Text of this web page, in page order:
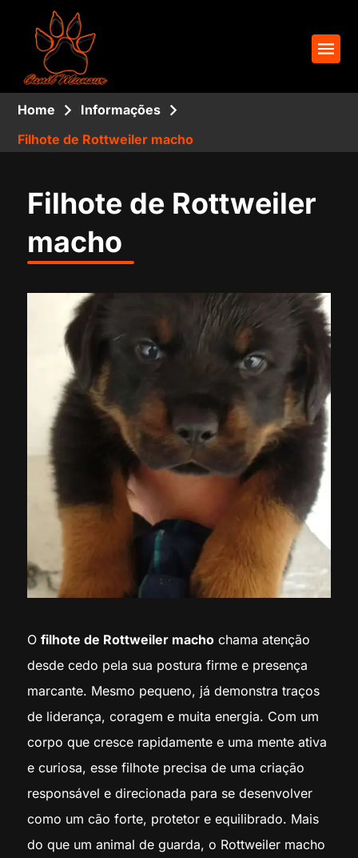
Home
Informações
Filhote de Rottweiler macho
Filhote de Rottweiler
macho
O filhote de Rottweiler machochama atenção
desde cedo pela sua postura firme e presença
marcante. Mesmo pequeno, já demonstra traços
de liderança, coragem e muita energia. Com um
corpo que cresce rapidamente e uma mente ativa
e curiosa, esse filhote precisa de uma criação
responsável e direcionada para se desenvolver
como um cão forte, protetor e equilibrado. Mais
do que um animal de guarda, o Rottweiler macho